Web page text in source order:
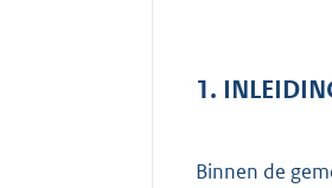
1.
Binnen de